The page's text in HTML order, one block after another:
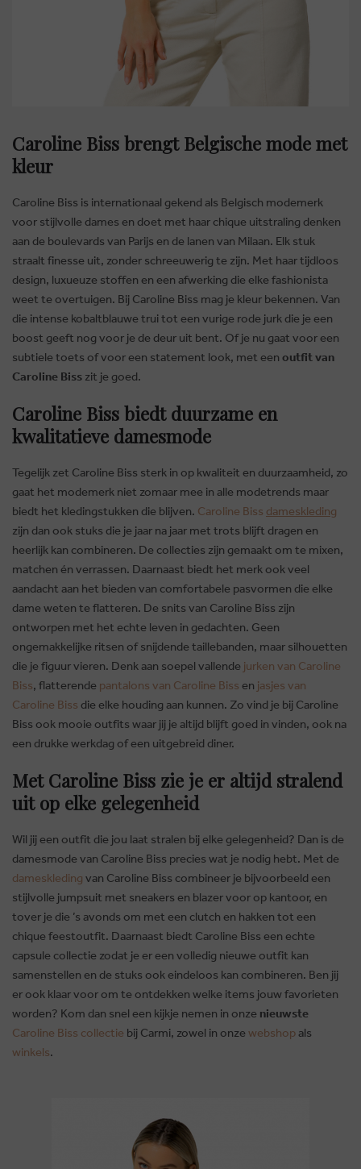
Caroline Biss brengt Belgische mode met
kleur
Caroline Biss is internationaal gekend als Belgisch modemerk
voor stijlvolle dames en doet met haar chique uitstraling denken
aan de boulevards van Parijs en de lanen van Milaan. Elk stuk
straalt finesse uit, zonder schreeuwerig te zijn. Met haar tijdloos
design, luxueuze stoffen en een afwerking die elke fashionista
weet te overtuigen. Bij Caroline Biss mag je kleur bekennen. Van
die intense kobaltblauwe trui tot een vurige rode jurk die je een
boost geeft nog voor je de deur uit bent. Of je nu gaat voor een
subtiele toets of voor een statement look, met een outfit van
Caroline Biss zit je goed.
Caroline Biss biedt duurzame en
kwalitatieve damesmode
Tegelijk zet Caroline Biss sterk in op kwaliteit en duurzaamheid, zo
gaat het modemerk niet zomaar mee in alle modetrends maar
biedt het kledingstukken die blijven. Caroline Biss dameskleding
zijn dan ook stuks die je jaar na jaar met trots blijft dragen en
heerlijk kan combineren. De collecties zijn gemaakt om te mixen,
matchen én verrassen. Daarnaast biedt het merk ook veel
aandacht aan het bieden van comfortabele pasvormen die elke
dame weten te flatteren. De snits van Caroline Biss zijn
ontworpen met het echte leven in gedachten. Geen
ongemakkelijke ritsen of snijdende taillebanden, maar silhouetten
die je figuur vieren. Denk aan soepel vallende jurken van Caroline
Biss, flatterende pantalons van Caroline Biss en jasjes van
Caroline Biss die elke houding aan kunnen. Zo vind je bij Caroline
Biss ook mooie outfits waar jij je altijd blijft goed in vinden, ook na
een drukke werkdag of een uitgebreid diner.
Met Caroline Biss zie je er altijd stralend
uit op elke gelegenheid
Wil jij een outfit die jou laat stralen bij elke gelegenheid? Dan is de
damesmode van Caroline Biss precies wat je nodig hebt. Met de
dameskleding van Caroline Biss combineer je bijvoorbeeld een
stijlvolle jumpsuit met sneakers en blazer voor op kantoor, en
tover je die ’s avonds om met een clutch en hakken tot een
chique feestoutfit. Daarnaast biedt Caroline Biss een echte
capsule collectie zodat je er een volledig nieuwe outfit kan
samenstellen en de stuks ook eindeloos kan combineren. Ben jij
er ook klaar voor om te ontdekken welke items jouw favorieten
worden? Kom dan snel een kijkje nemen in onze nieuwste
Caroline Biss collectie bij Carmi, zowel in onze webshop als
winkels.
BRUSSELSESTEENWEG 129
1980 ZEMST, BELGIUM
E. INFO@CARMI.BE